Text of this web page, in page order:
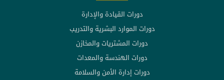
دورات القيادة والإدارة
دورات الموارد البشرية والتدريب
دورات المشتريات والمخازن
دورات الهندسة والمعدات
دورات إدارة الأمن والسلامة